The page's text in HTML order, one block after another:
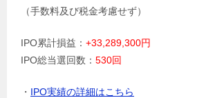
（手数料及び税金考慮せず）
IPO累計損益： +33,289,300円
IPO総当選回数： 530回
・ IPO実績の詳細はこちら